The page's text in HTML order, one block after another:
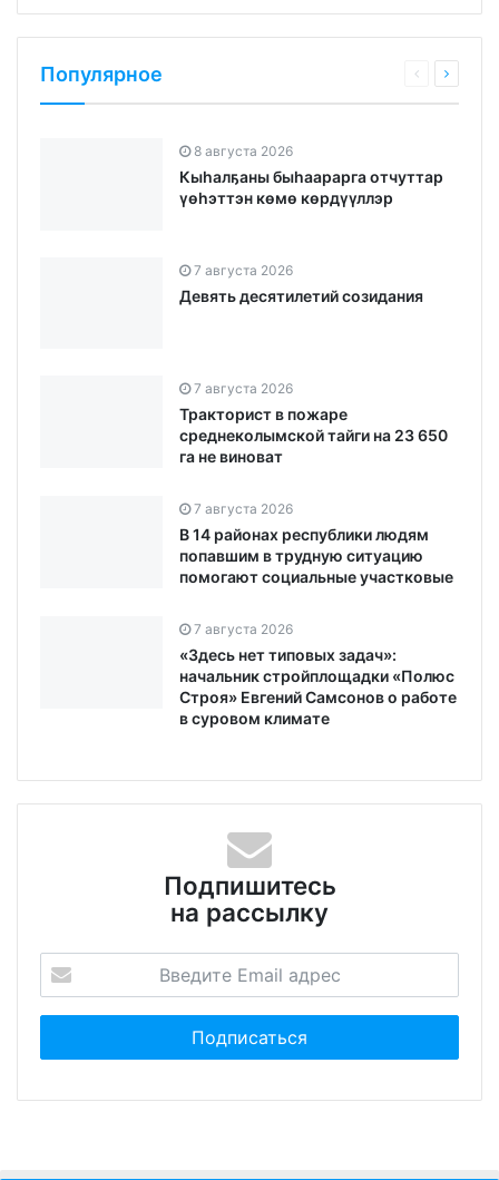
Популярное
8 августа 2026
Кыһалҕаны быһаарарга отчуттар
үөһэттэн көмө көрдүүллэр
7 августа 2026
Девять десятилетий созидания
7 августа 2026
Тракторист в пожаре
среднеколымской тайги на 23 650
га не виноват
7 августа 2026
В 14 районах республики людям
попавшим в трудную ситуацию
помогают социальные участковые
7 августа 2026
«Здесь нет типовых задач»:
начальник стройплощадки «Полюс
Строя» Евгений Самсонов о работе
в суровом климате
Подпишитесь
на рассылку